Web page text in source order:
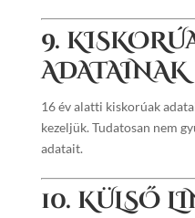
9.
ADATAINAK
16 év alatti kiskorúak
kezeljük. Tudatosan nem
adatait.
10. KÜLSŐ